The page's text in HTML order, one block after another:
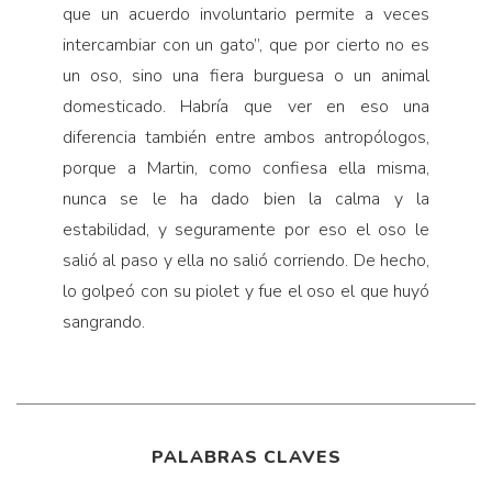
que un acuerdo involuntario permite a veces
intercambiar con un gato”, que por cierto no es
un oso, sino una fiera burguesa o un animal
domesticado. Habría que ver en eso una
diferencia también entre ambos antropólogos,
porque a Martin, como confiesa ella misma,
nunca se le ha dado bien la calma y la
estabilidad, y seguramente por eso el oso le
salió al paso y ella no salió corriendo. De hecho,
lo golpeó con su piolet y fue el oso el que huyó
sangrando.
PALABRAS CLAVES